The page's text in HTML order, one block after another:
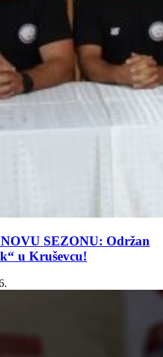
SEZONU: Održan
u Kruševcu!